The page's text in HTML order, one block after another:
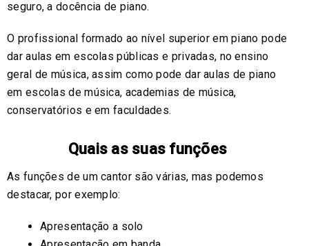
seguro, a docência de piano.
O profissional formado ao nível superior em piano pode
dar aulas em escolas públicas e privadas, no ensino
geral de música, assim como pode dar aulas de piano
em escolas de música, academias de música,
conservatórios e em faculdades.
Quais as suas funções
As funções de um cantor são várias, mas podemos
destacar, por exemplo:
Apresentação a solo